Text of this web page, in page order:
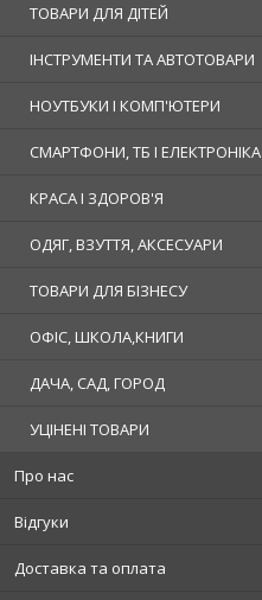
ТОВАРИ ДЛЯ ДІТЕЙ
ІНСТРУМЕНТИ ТА АВТОТОВАРИ
НОУТБУКИ І КОМП'ЮТЕРИ
СМАРТФОНИ, ТБ І ЕЛЕКТРОНІКА
КРАСА І ЗДОРОВ'Я
ОДЯГ, ВЗУТТЯ, АКСЕСУАРИ
ТОВАРИ ДЛЯ БІЗНЕСУ
ОФІС, ШКОЛА,КНИГИ
ДАЧА, САД, ГОРОД
УЦІНЕНІ ТОВАРИ
Про нас
Відгуки
Доставка та оплата